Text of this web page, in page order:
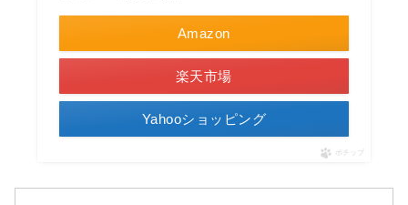
Amazon
楽天市場
Yahooショッピング
ポチップ